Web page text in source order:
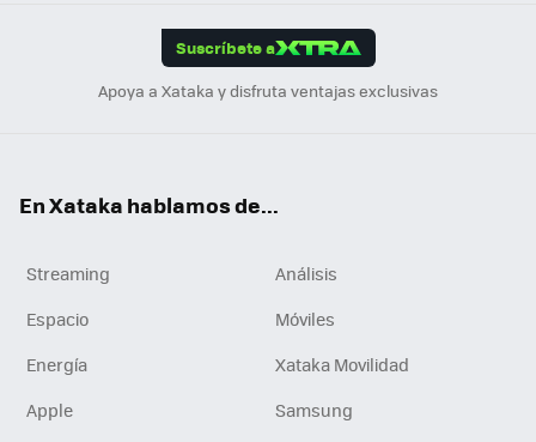
Suscríbete a
Apoya a Xataka y disfruta ventajas exclusivas
En Xataka hablamos de...
Streaming
Análisis
Espacio
Móviles
Energía
Xataka Movilidad
Apple
Samsung